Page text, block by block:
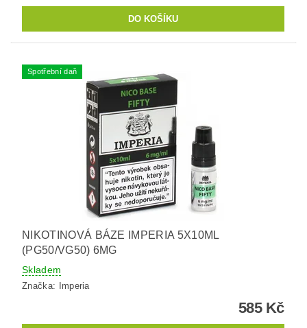
Spotřební daň
NIKOTINOVÁ BÁZE IMPERIA 5X10ML
(PG50/VG50) 6MG
Skladem
Značka: Imperia
585 Kč